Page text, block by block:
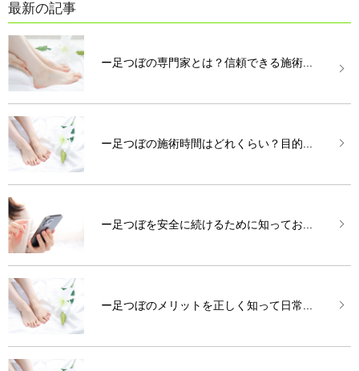
最新の記事
ー足つぼの専門家とは？信頼できる施術...
ー足つぼの施術時間はどれくらい？目的...
ー足つぼを安全に続けるために知ってお...
ー足つぼのメリットを正しく知って日常...